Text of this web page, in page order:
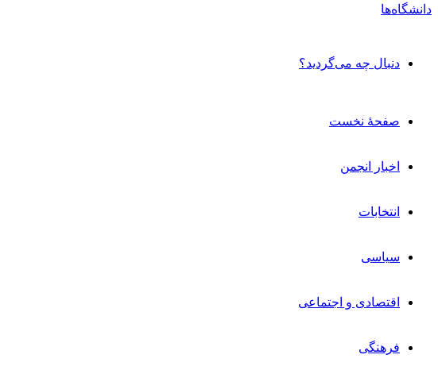
دنبال چه می‌گردید؟
صفحۀ نخست
اخبار انجمن
انتخابات
سیاسی
اقتصادی و اجتماعی
فرهنگی